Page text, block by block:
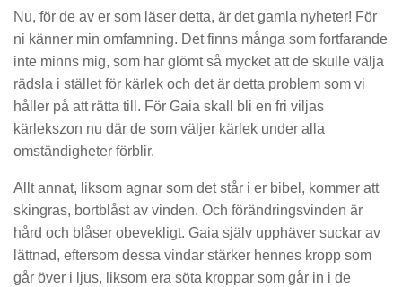
Nu, för de av er som läser detta, är det gamla nyheter! För
ni känner min omfamning. Det finns många som fortfarande
inte minns mig, som har glömt så mycket att de skulle välja
rädsla i stället för kärlek och det är detta problem som vi
håller på att rätta till. För Gaia skall bli en fri viljas
kärlekszon nu där de som väljer kärlek under alla
omständigheter förblir.
Allt annat, liksom agnar som det står i er bibel, kommer att
skingras, bortblåst av vinden. Och förändringsvinden är
hård och blåser obevekligt. Gaia själv upphäver suckar av
lättnad, eftersom dessa vindar stärker hennes kropp som
går över i ljus, liksom era söta kroppar som går in i de